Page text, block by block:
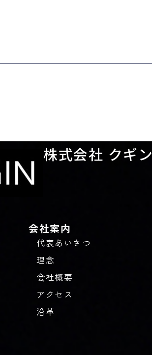
株式会社 クギン
会社案内
代表あいさつ
理念
会社概要
アクセス
沿革